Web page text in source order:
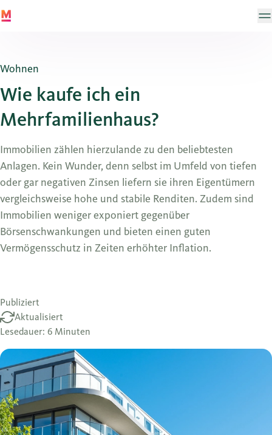
Wohnen
Wie kaufe ich ein
Mehrfamilienhaus?
Immobilien zählen hierzulande zu den beliebtesten
Anlagen. Kein Wunder, denn selbst im Umfeld von tiefen
oder gar negativen Zinsen liefern sie ihren Eigentümern
vergleichsweise hohe und stabile Renditen. Zudem sind
Immobilien weniger exponiert gegenüber
Börsenschwankungen und bieten einen guten
Vermögensschutz in Zeiten erhöhter Inflation.
Publiziert
Aktualisiert
Lesedauer: 6 Minuten